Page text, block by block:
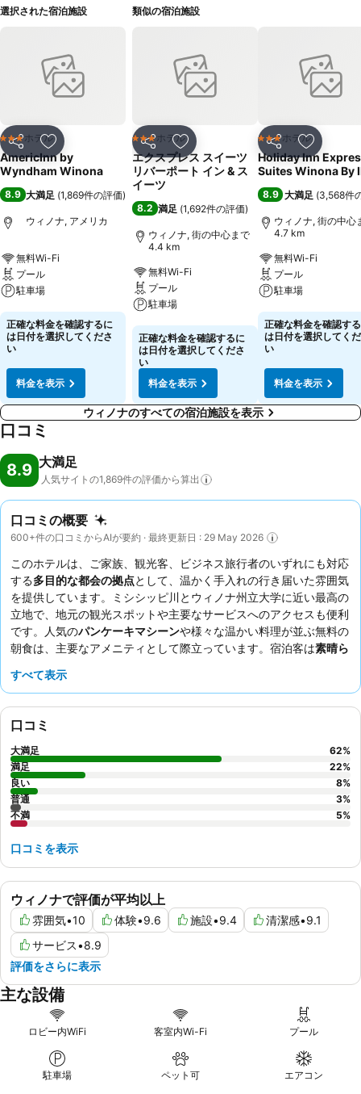
選択された宿泊施設
シェア お気に入りに追加
3 ホテルのランク
ホテル
AmericInn by
Wyndham Winona
8.9 大満足 (1,869件の評価)
ウィノナ, アメリカ
無料Wi-Fi
プール
駐車場
料金を表示
正確な料金を確認するに
は日付を選択してくださ
い
料金を表示
類似の宿泊施設
シェア お気に入りに追加
3 ホテルのランク
ホテル
エクスプレス スイーツ
リバーポート イン & ス
イーツ
8.2 満足 (1,692件の評価)
ウィノナ, 街の中心まで
4.4 km
無料Wi-Fi
プール
駐車場
料金を表示
正確な料金を確認するに
は日付を選択してくださ
い
料金を表示
シェア お気に入
3 ホテルのランク
ホテル
Holiday Inn
Suites Winona By
8.9 大満足 (3,568件
ウィノナ, 街の中心
4.7 km
無料Wi-Fi
プール
駐車場
料金を表示
正確な料金を確認す
は日付を選択してく
い
料金を表示
ウィノナのすべての宿泊施設を表示
口コミ
8.9 大満足
人気サイトの1,869件の評価から算出
口コミの概要
600+件の口コミからAIが要約 · 最終更新日 : 29 May 2026
このホテルは、ご家族、観光客、ビジネス旅行者のいずれにも対応
する多目的な都会の拠点として、温かく手入れの行き届いた雰囲気
を提供しています。ミシシッピ川とウィノナ州立大学に近い最高の
立地で、地元の観光スポットや主要なサービスへのアクセスも便利
です。人気のパンケーキマシーンや様々な温かい料理が並ぶ無料の
朝食は、主要なアメニティとして際立っています。宿泊客は素晴ら
ドリーで丁寧な対応を強調しています。静かに滞在したい場合は、
すべて表示
ウィノナで評価が平均以上
雰囲気•10 体験•9.6 施設•9.4 清潔感•9.1
サービス•8.9
評価をさらに表示
口コミ
大満足 62%
満足
22%
良い
8%
普通
3%
不満
5%
口コミを表示
主な設備
ロビー内WiFi 客室内Wi-Fi プール
駐車場 ペット可 エアコン